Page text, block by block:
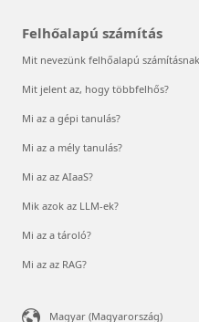
Felhőalapú számítás
Mit nevezünk felhőalapú
Mit jelent az, hogy többfelhős?
Mi az a gépi tanulás?
Mi az a mély tanulás?
Mi az az AIaaS?
Mik azok az LLM-ek?
Mi az a tároló?
Mi az az RAG?
Magyar (Magyarország)